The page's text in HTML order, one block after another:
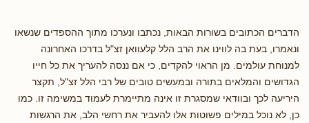
הדברים הכתובים בשורות הבאות, נכתבו ונערכו מתוך ההספדים שנשאו
ונאמרו, בעת בה לווינו את הרב הלל קלעוואן זצ"ל בדרכו האחרונה
למנוחת עולמים. מן הראוי להקדים, כי אם ננסה להעריך את כל חייו
הגדושים והמלאים בתורה ובמעשים טובים של רבי הלל זצ"ל, תקצר
היריעה לכך ובוודאי שמסגרת זו אינה מתיימרת לעמוד במשימה זו. כמו
כן, לא נוכל במילים פשוטות אלו להעביר את רחשי הלב, את הרגשות